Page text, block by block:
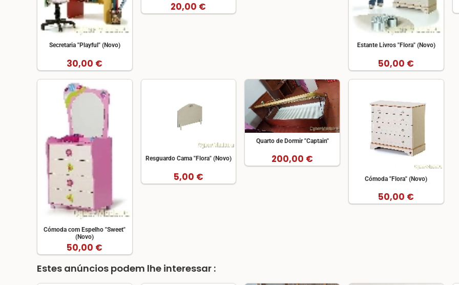
Secretaria "Playful" (Novo)
30,00 €
20,00 €
Estante Livros "Flora" (Novo)
50,00 €
Cómoda com Espelho "Sweet"
(Novo)
50,00 €
Resguardo Cama "Flora" (Novo)
5,00 €
Quarto de Dormir "Captain"
200,00 €
Cómoda "Flora" (Novo)
50,00 €
Estes anúncios podem lhe interessar :